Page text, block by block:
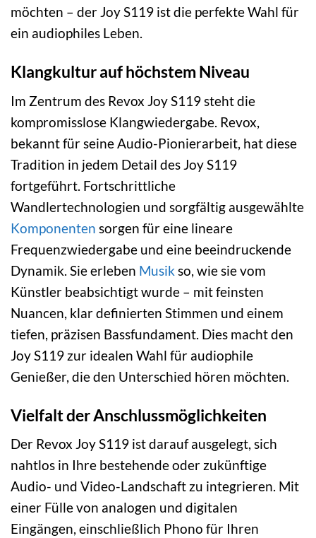
möchten – der Joy S119 ist die perfekte Wahl für
ein audiophiles Leben.
Klangkultur auf höchstem Niveau
Im Zentrum des Revox Joy S119 steht die
kompromisslose Klangwiedergabe. Revox,
bekannt für seine Audio-Pionierarbeit, hat diese
Tradition in jedem Detail des Joy S119
fortgeführt. Fortschrittliche
Wandlertechnologien und sorgfältig ausgewählte
Komponenten sorgen für eine lineare
Frequenzwiedergabe und eine beeindruckende
Dynamik. Sie erleben Musik so, wie sie vom
Künstler beabsichtigt wurde – mit feinsten
Nuancen, klar definierten Stimmen und einem
tiefen, präzisen Bassfundament. Dies macht den
Joy S119 zur idealen Wahl für audiophile
Genießer, die den Unterschied hören möchten.
Vielfalt der Anschlussmöglichkeiten
Der Revox Joy S119 ist darauf ausgelegt, sich
nahtlos in Ihre bestehende oder zukünftige
Audio- und Video-Landschaft zu integrieren. Mit
einer Fülle von analogen und digitalen
Eingängen, einschließlich Phono für Ihren